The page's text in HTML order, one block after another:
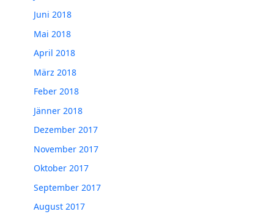
Juni 2018
Mai 2018
April 2018
März 2018
Feber 2018
Jänner 2018
Dezember 2017
November 2017
Oktober 2017
September 2017
August 2017